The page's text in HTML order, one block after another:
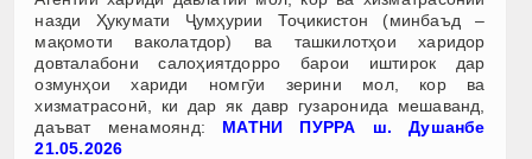
назди Ҳукумати Ҷумҳурии Тоҷикистон (минбаъд –
мақомоти ваколатдор) ва ташкилотҳои харидор
довталабони салоҳиятдорро барои иштирок дар
озмунҳои хариди номгӯи зерини мол, кор ва
хизматрасонӣ, ки дар як давр гузаронида мешаванд,
даъват менамоянд: МАТНИ ПУРРА ш. Душанбе
21.05.2026